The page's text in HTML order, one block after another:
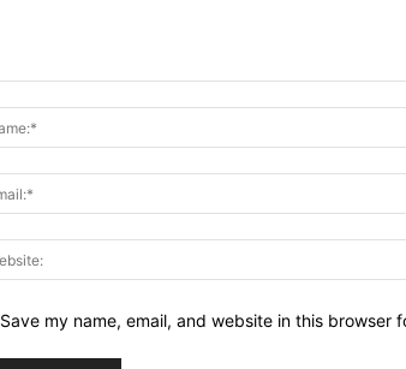
Save my name, email, and website in this browser